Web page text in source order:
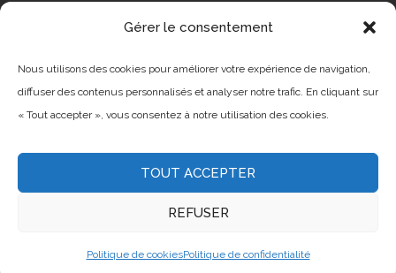
Gérer le consentement
Nous utilisons des cookies pour améliorer votre expérience de navigation,
diffuser des contenus personnalisés et analyser notre trafic. En cliquant sur
« Tout accepter », vous consentez à notre utilisation des cookies.
TOUT ACCEPTER
REFUSER
Politique de cookiesPolitique de confidentialité
ENREGISTREMENTS
Camping : ENR #199253
CITQ #075961